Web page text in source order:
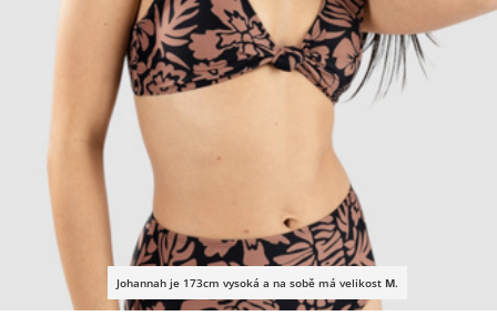
Johannah je 173cm vysoká a na sobě má velikost M.